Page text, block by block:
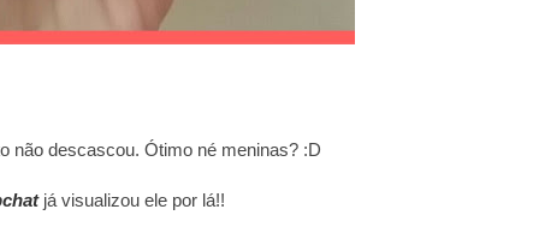
não descascou. Ótimo né meninas? :D
já visualizou ele por lá!!